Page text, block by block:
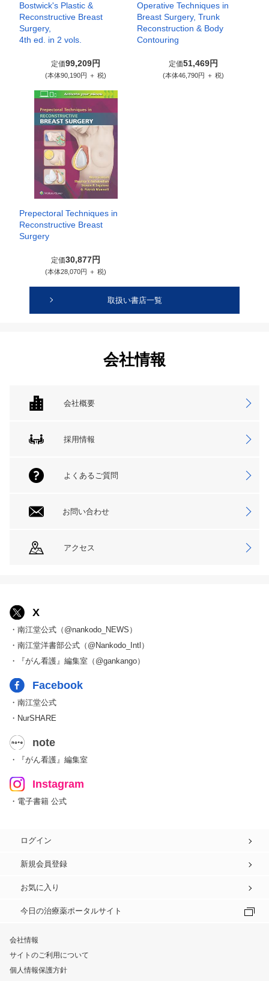
Bostwick's Plastic &
Reconstructive Breast
Surgery,
4th ed. in 2 vols.
定価99,209円
(本体90,190円 ＋ 税)
Operative Techniques in
Breast Surgery, Trunk
Reconstruction & Body
Contouring
定価51,469円
(本体46,790円 ＋ 税)
Prepectoral Techniques in
Reconstructive Breast
Surgery
定価30,877円
(本体28,070円 ＋ 税)
取扱い書店一覧
会社情報
会社概要
採用情報
よくあるご質問
お問い合わせ
アクセス
X
・南江堂公式（@nankodo_NEWS）
・南江堂洋書部公式（@Nankodo_Intl）
・『がん看護』編集室（@gankango）
Facebook
・南江堂公式
・NurSHARE
note
・『がん看護』編集室
Instagram
・電子書籍 公式
ログイン
新規会員登録
お気に入り
今日の治療薬ポータルサイト
会社情報
サイトのご利用について
個人情報保護方針